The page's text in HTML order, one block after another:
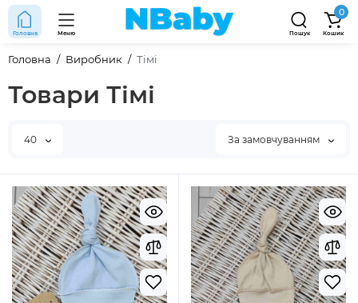
Головна Меню Пошук
0
Кошик
Головна Виробник Тімі
Товари Тімі
40 За замовчуванням